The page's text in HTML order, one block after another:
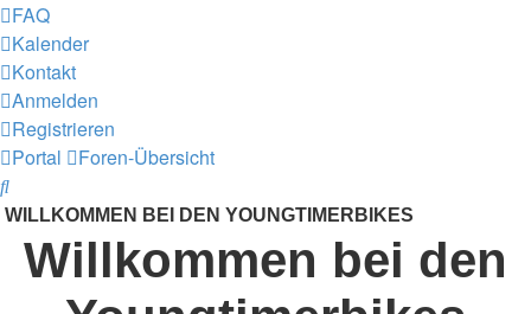
FAQ
Kalender
Kontakt
Anmelden
Registrieren
Portal
Foren-Übersicht
Suche
WILLKOMMEN BEI DEN YOUNGTIMERBIKES
Willkommen bei den